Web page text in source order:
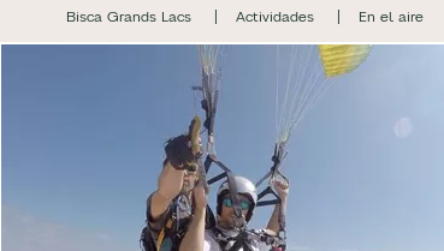
Bisca Grands Lacs Actividades En el aire